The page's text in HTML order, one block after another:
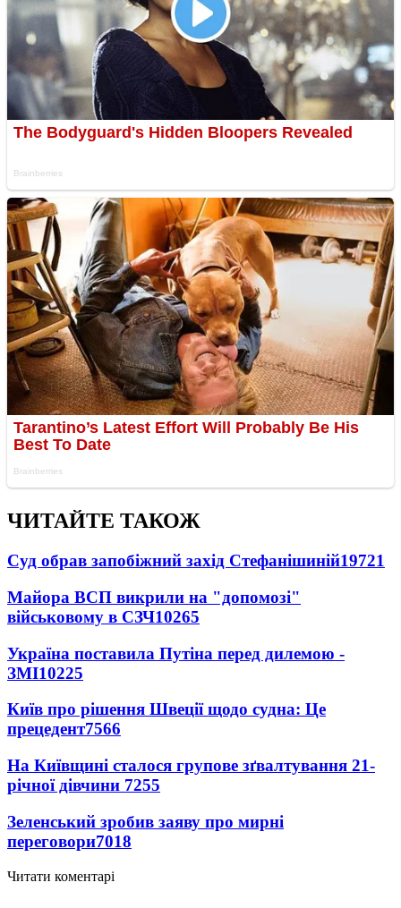
ЧИТАЙТЕ ТАКОЖ
Суд обрав запобіжний захід Стефанішиній19721
Майора ВСП викрили на "допомозі"
військовому в СЗЧ10265
Україна поставила Путіна перед дилемою -
ЗМІ10225
Київ про рішення Швеції щодо судна: Це
прецедент7566
На Київщині сталося групове зґвалтування 21-
річної дівчини 7255
Зеленський зробив заяву про мирні
переговори7018
Читати коментарі